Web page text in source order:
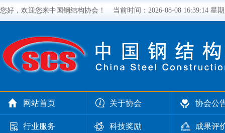
您好，欢迎您来中国钢结构协会！ 当前时间： 2026-08-08 16:39:15 星
网站首页 关于协会 协会公
行业服务 科技奖励 成果评